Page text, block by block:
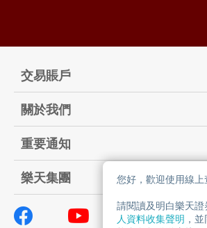
交易賬戶
關於我們
重要通知
樂天集團